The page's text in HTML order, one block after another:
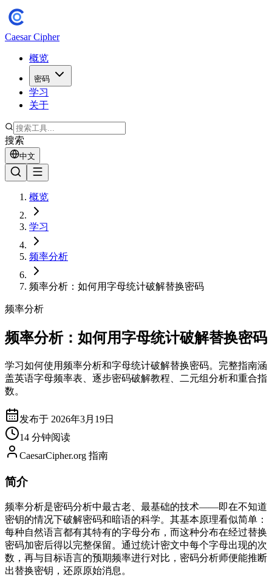
Caesar Cipher
概览
密码
学习
关于
搜索
中文
概览
学习
频率分析
频率分析：如何用字母统计破解替换密码
频率分析
频率分析：如何用字母统计破解替换密码
学习如何使用频率分析和字母统计破解替换密码。完整指南涵
盖英语字母频率表、逐步密码破解教程、二元组分析和重合指
数。
发布于 2026年3月19日
14 分钟阅读
CaesarCipher.org 指南
简介
频率分析是密码分析中最古老、最基础的技术——即在不知道
密钥的情况下破解密码和暗语的科学。其基本原理看似简单：
每种自然语言都有其特有的字母分布，而这种分布在经过替换
密码加密后得以完整保留。通过统计密文中每个字母出现的次
数，再与目标语言的预期频率进行对比，密码分析师便能推断
出替换密钥，还原原始消息。